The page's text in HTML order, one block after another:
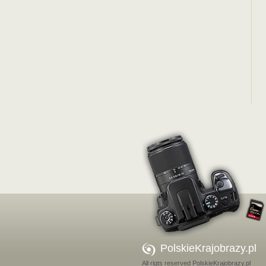
PolskieKrajobrazy.pl
All rigts reserved PolskieKrajobrazy.pl